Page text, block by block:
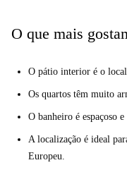
do Bairro Europeu, é uma
compras com grandes
O que mais
O pátio interior é o
Os quartos têm muito
O banheiro é espaçoso
A localização é ideal
Europeu.